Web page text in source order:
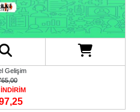
Gelişim